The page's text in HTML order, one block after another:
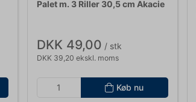
Palet m. 3 Riller 30,5 cm Akacie
DKK 49,00 / stk
DKK 39,20 ekskl. moms
Køb nu